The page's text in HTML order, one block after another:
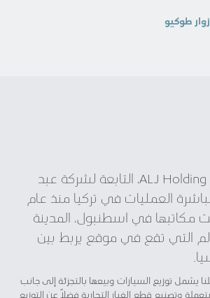
طوكيو
تتولى شركة ALJ Holding AŞ، التابعة لشركة عبد
العمليات في تركيا منذ عام
مكاتبها في اسطنبول، المدينة
التي تقع في موقع يربط بين
يشمل توزيع السيارات وبيعها بالتجزئة إلى جانب
وتصنيع قطع الغيار التجارية فضلاً عن التوزيع